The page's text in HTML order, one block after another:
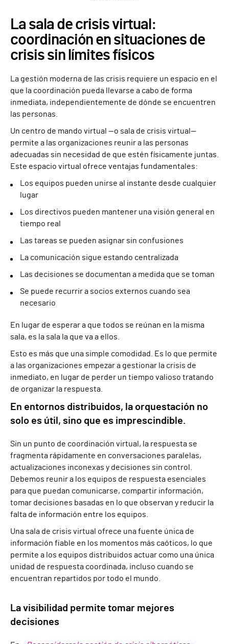
La sala de crisis virtual:
coordinación en situaciones de
crisis sin límites físicos
La gestión moderna de las crisis requiere un espacio en el
que la coordinación pueda llevarse a cabo de forma
inmediata, independientemente de dónde se encuentren
las personas.
Un centro de mando virtual —o sala de crisis virtual—
permite a las organizaciones reunir a las personas
adecuadas sin necesidad de que estén físicamente juntas.
Este espacio virtual ofrece ventajas fundamentales:
Los equipos pueden unirse al instante desde cualquier
lugar
Los directivos pueden mantener una visión general en
tiempo real
Las tareas se pueden asignar sin confusiones
La comunicación sigue estando centralizada
Las decisiones se documentan a medida que se toman
Se puede recurrir a socios externos cuando sea
necesario
En lugar de esperar a que todos se reúnan en la misma
sala, es la sala la que va a ellos.
Esto es más que una simple comodidad. Es lo que permite
a las organizaciones empezar a gestionar la crisis de
inmediato, en lugar de perder un tiempo valioso tratando
de organizar la respuesta.
En entornos distribuidos, la orquestación no
solo es útil, sino que es imprescindible.
Sin un punto de coordinación virtual, la respuesta se
fragmenta rápidamente en conversaciones paralelas,
actualizaciones inconexas y decisiones sin control.
Debemos reunir a los equipos de respuesta esenciales
para que puedan comunicarse, compartir información,
tomar decisiones basadas en lo que observan y reducir la
falta de información entre los equipos.
Una sala de crisis virtual ofrece una fuente única de
información fiable en los momentos más caóticos, lo que
permite a los equipos distribuidos actuar como una única
unidad de respuesta coordinada, incluso cuando se
encuentran repartidos por todo el mundo.
La visibilidad permite tomar mejores
decisiones